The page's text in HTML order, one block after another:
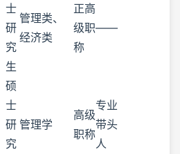
士
研
究
生
管理类、
经济类
正高
级职
称
——
硕
士
研
究
管理学
高级
职称
专业
带头
人